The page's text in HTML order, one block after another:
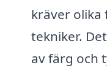
kräver olika
tekniker.
av färg och